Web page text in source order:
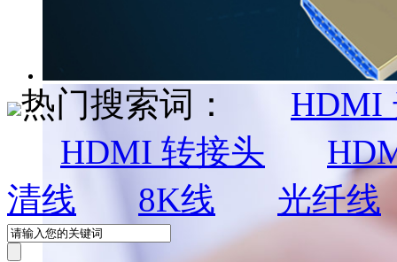
热门搜索词：
HDMI
HDMI 转接头
清线
8K线 光纤线